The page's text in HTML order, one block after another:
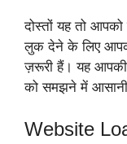
दोस्तों यह तो
लुक देने के लिए
ज़रूरी हैं। यह आपकी
को समझने में आसानी
Website